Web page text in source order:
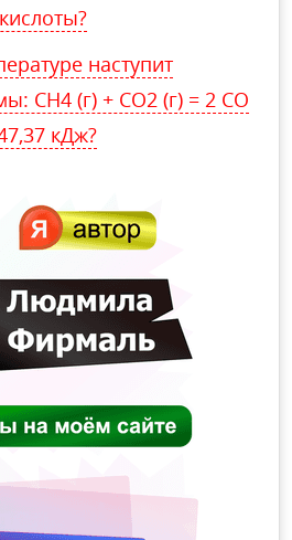
наступит
СН4 (г) + СO2 (г) = 2 СО
кДж?